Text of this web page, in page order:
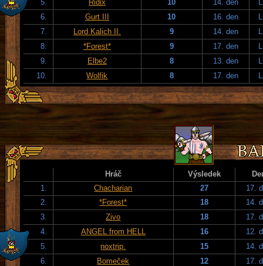
5.
Ridix 10 14. den
6.
Gurt III 10 16. den
7.
Lord Kalich II. 9 14. den
8.
*Forest* 9 17. den
9.
Elbe2 8 13. den
10.
Wolfik 8 17. den
Hráč Výsledek
1.
Chacharian 27
17.
2.
*Forest* 18
14.
3.
Zivo 18
17.
4.
ANGEL from HELL 16
12.
5.
noxtrip. 15
14.
6.
Bomeček 12
17.